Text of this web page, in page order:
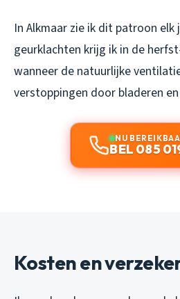
In Alkmaar zie ik dit patroon elk
geurklachten krijg ik in de
wanneer de natuurlijke
verstoppingen door bladeren
NU
BEL 085
Kosten en